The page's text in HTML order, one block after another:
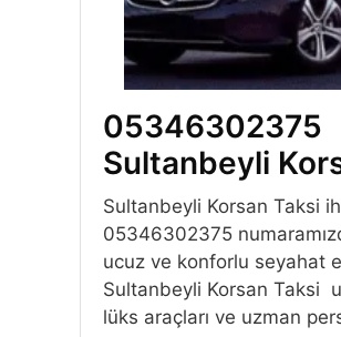
05346302375
Sultanbeyli
Sultanbeyli Korsan Taksi
05346302375
ucuz ve konforlu seyahat
Sultanbeyli Korsan Taksi
lüks araçları ve uzman